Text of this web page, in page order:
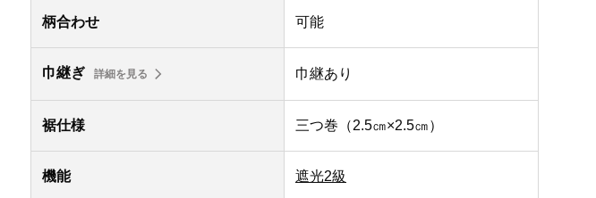
柄合わせ 可能
巾継ぎ 詳細を見る 巾継あり
裾仕様 三つ巻（2.5㎝×2.5㎝）
機能 遮光2級